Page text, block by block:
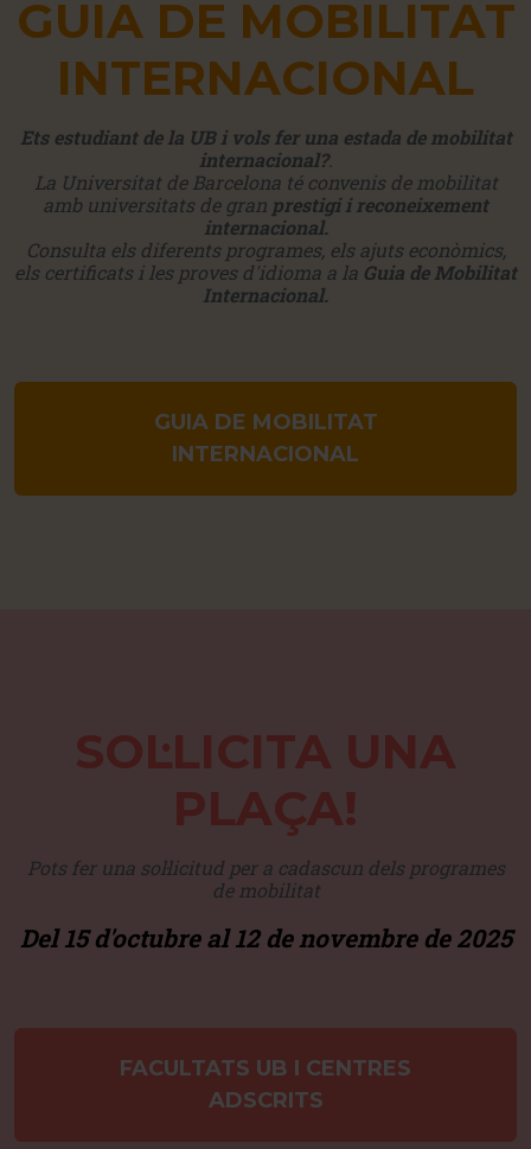
GUIA DE MOBILITAT
INTERNACIONAL
Ets estudiant de la UB i vols fer una estada de mobilitat
internacional?.
La Universitat de Barcelona té convenis de mobilitat
amb universitats de gran prestigi i reconeixement
internacional.
Consulta els diferents programes, els ajuts econòmics,
els certificats i les proves d'idioma a la Guia de Mobilitat
Internacional.
GUIA DE MOBILITAT
INTERNACIONAL
SOL·LICITA UNA
PLAÇA!
Pots fer una sol·licitud per a cadascun dels programes
de mobilitat
Del 15 d'octubre al 12 de novembre de 2025
FACULTATS UB I CENTRES
ADSCRITS